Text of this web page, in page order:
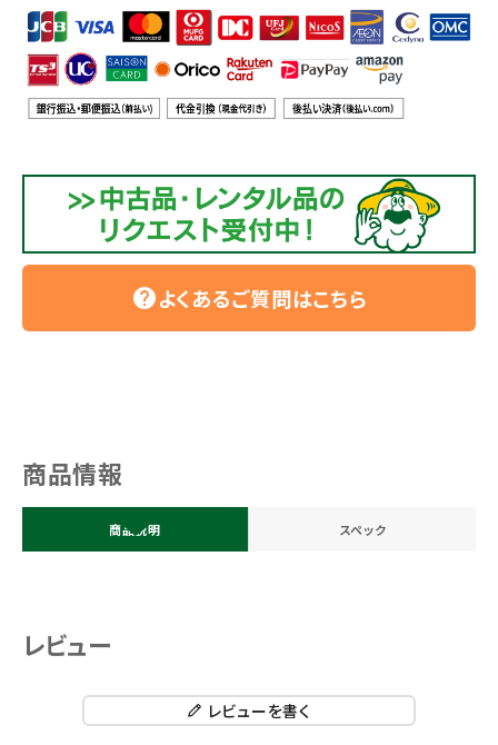
info@agriz.net
FAXでのご注文
0739-72-4532 24時間受付
helpよくあるご質問はこちら
商品情報
商品説明 スペック
レビュー
レビューを書く